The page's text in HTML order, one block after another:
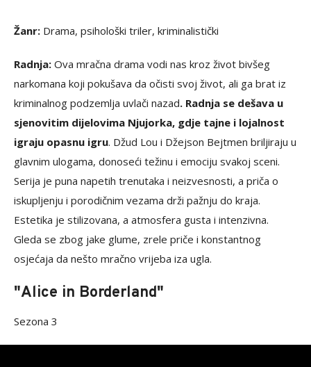
Žanr: Drama, psihološki triler, kriminalistički
Radnja: Ova mračna drama vodi nas kroz život bivšeg
narkomana koji pokušava da očisti svoj život, ali ga brat iz
kriminalnog podzemlja uvlači nazad. Radnja se dešava u
sjenovitim dijelovima Njujorka, gdje tajne i lojalnost
igraju opasnu igru. Džud Lou i Džejson Bejtmen briljiraju u
glavnim ulogama, donoseći težinu i emociju svakoj sceni.
Serija je puna napetih trenutaka i neizvesnosti, a priča o
iskupljenju i porodičnim vezama drži pažnju do kraja.
Estetika je stilizovana, a atmosfera gusta i intenzivna.
Gleda se zbog jake glume, zrele priče i konstantnog
osjećaja da nešto mračno vrijeba iza ugla.
"Alice in Borderland"
Sezona 3